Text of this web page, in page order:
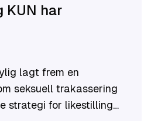
KUN har
lagt frem en
seksuell trakassering
strategi for likestilling